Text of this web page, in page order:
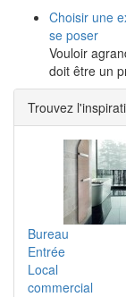
Choisir une
se poser
Vouloir
doit être un
Trouvez
Bureau
Entrée
Local
commercial